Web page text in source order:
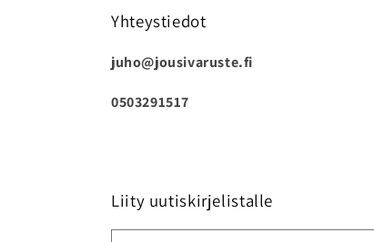
Yhteystiedot
juho@jousivaruste.fi
0503291517
Liity uutiskirjelistalle